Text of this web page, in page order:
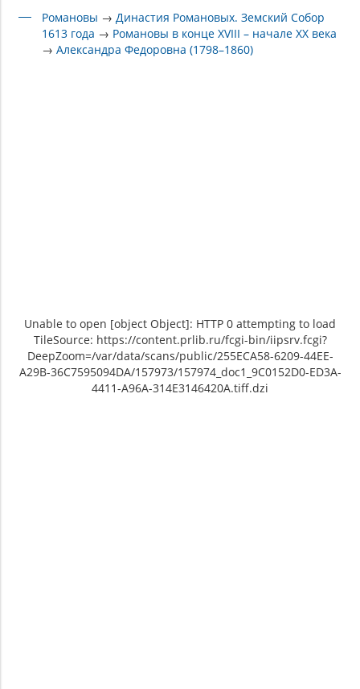
Романовы → Династия Романовых. Земский Собор
1613 года → Романовы в конце XVIII – начале XX века
→Александра Федоровна (1798–1860)
Unable to open [object Object]: HTTP 0 attempting to load
TileSource: https://content.prlib.ru/fcgi-bin/iipsrv.fcgi?
DeepZoom=/var/data/scans/public/255ECA58-6209-44EE-
A29B-36C7595094DA/157973/157974_doc1_9C0152D0-ED3A-
4411-A96A-314E3146420A.tiff.dzi